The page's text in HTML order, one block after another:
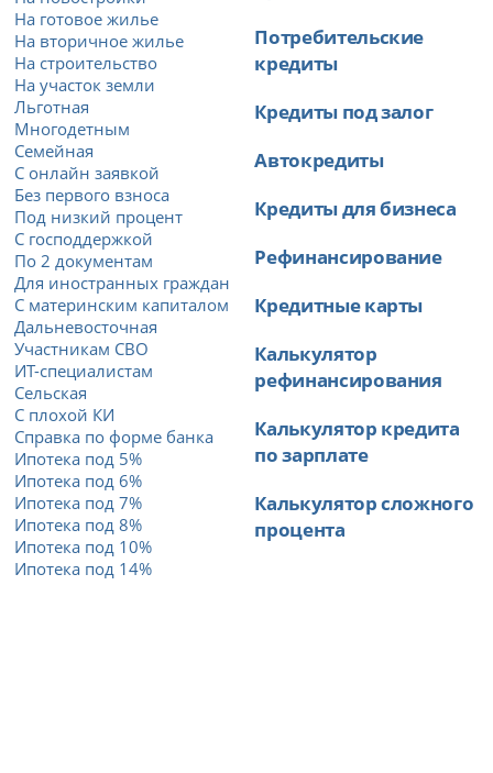
На готовое жилье
На вторичное жилье
На строительство
На участок земли
Льготная
Многодетным
Семейная
С онлайн заявкой
Без первого взноса
Под низкий процент
С господдержкой
По 2 документам
Для иностранных граждан
С материнским капиталом
Дальневосточная
Участникам СВО
ИТ-специалистам
Сельская
С плохой КИ
Справка по форме банка
Ипотека под 5%
Ипотека под 6%
Ипотека под 7%
Ипотека под 8%
Ипотека под 10%
Ипотека под 14%
Потребительские
кредиты
Кредиты под залог
Автокредиты
Кредиты для бизнеса
Рефинансирование
Кредитные карты
Калькулятор
рефинансирования
Калькулятор кредита
по зарплате
Калькулятор сложного
процента